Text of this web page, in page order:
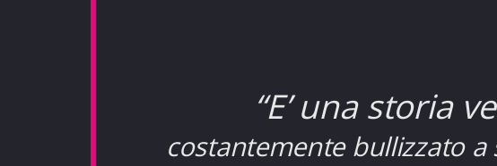
“E’ una storia
costantemente bullizzato